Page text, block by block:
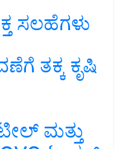
ಸಲಹೆಗಳು
ತಕ್ಕ ಕೃಷಿ
ಮತ್ತು